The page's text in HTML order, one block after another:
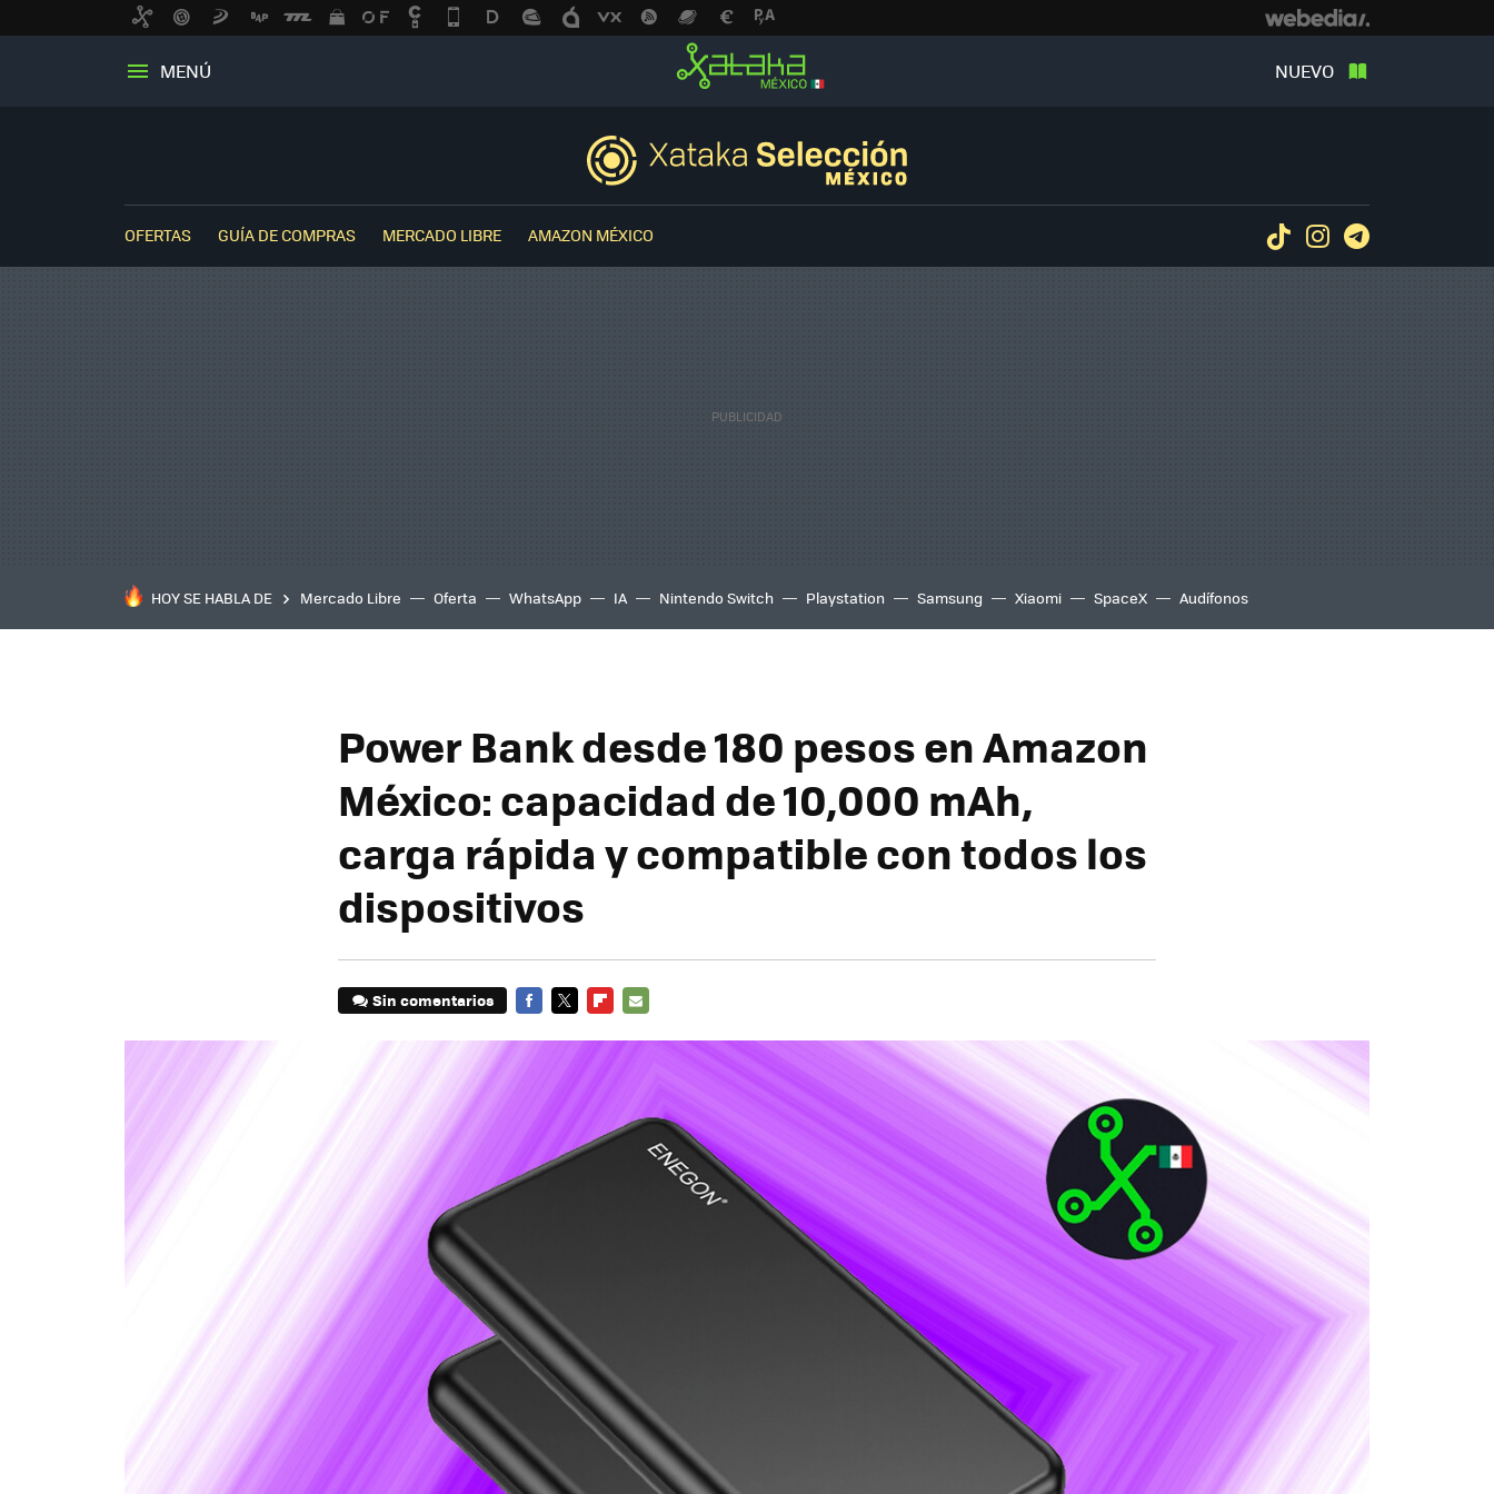
MENÚ NUEVO
OFERTAS GUÍA DE COMPRAS MERCADO LIBRE AMAZON MÉXICO TiktokInstagram
HOY SE HABLA DE Mercado Libre Oferta WhatsApp IA Nintendo Switch Playstation Samsung Xiaomi SpaceX Audífonos
Power Bank desde 180 pesos en Amazon
México: capacidad de 10,000 mAh,
carga rápida y compatible con todos los
dispositivos
Sin comentarios